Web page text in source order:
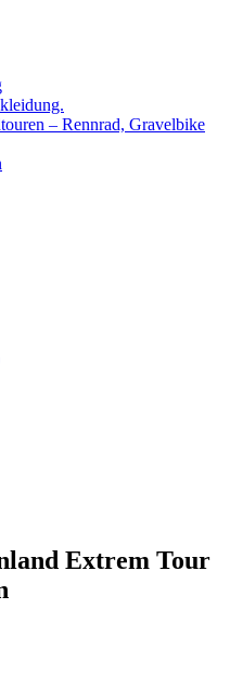
– Rennrad, Gravelbike
Extrem Tour